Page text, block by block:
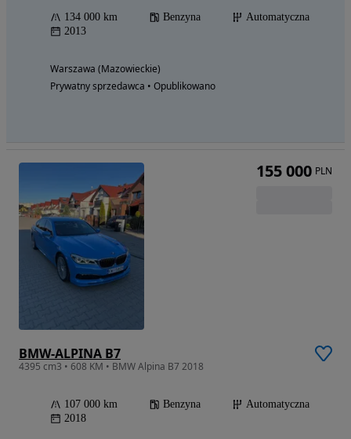
134 000 km Benzyna
Automatyczna
2013
Warszawa (Mazowieckie)
Prywatny sprzedawca • Opublikowano
BMW-ALPINA B7
4395 cm3 • 608 KM • BMW Alpina B7 2018
107 000 km Benzyna
Automatyczna
2018
155 000 PLN